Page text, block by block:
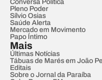
Conversa Política
Pleno Poder
Sílvio Osias
Saúde Alerta
Mercado em Movimento
Papo Íntimo
Mais
Últimas Notícias
Tábuas de Marés em João
Editais
Sobre o Jornal da Paraíba